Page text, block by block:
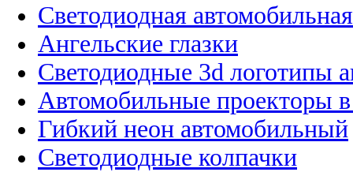
Светодиодная
Ангельские глазки
Светодиодные 3d логотипы
Автомобильные проекторы
Гибкий неон автомобильный
Светодиодные колпачки